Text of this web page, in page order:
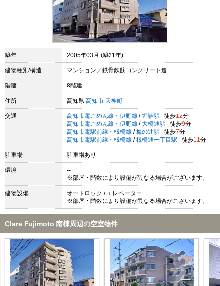
築年 2005年03月 (築21年)
建物種別/構造 マンション／鉄骨鉄筋コンクリート造
階建 8階建
住所 高知県 高知市 天神町
交通 高知市電ごめん線・伊野線 / 堀詰駅 徒歩12分
高知市電ごめん線・伊野線 / 大橋通駅 徒歩9分
高知市電駅前線・桟橋線 / 梅の辻駅 徒歩7分
高知市電駅前線・桟橋線 / 桟橋通一丁目駅 徒歩11 分
駐車場 駐車場あり
環境
--
※部屋・階数により設備が異なる場合がございます。
建物設備
オートロック / エレベーター
※部屋・階数により設備が異なる場合がございます。
Clare Fujimoto 南棟周辺の空室物件